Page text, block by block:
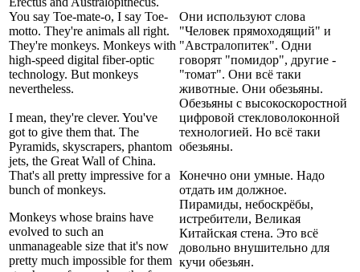
You say Toe-mate-o, I say Toe-
motto. They're animals all right.
They're monkeys. Monkeys with
high-speed digital fiber-optic
technology. But monkeys
nevertheless.
I mean, they're clever. You've
got to give them that. The
Pyramids, skyscrapers, phantom
jets, the Great Wall of China.
That's all pretty impressive for a
bunch of monkeys.
Monkeys whose brains have
evolved to such an
unmanageable size that it's now
pretty much impossible for them
Они используют слова
"Человек прямоходящий" и
"Австралопитек". Одни
говорят "помидор", другие -
"томат". Они всё таки
животные. Они обезьяны.
Обезьяны с высокоскоростной
цифровой стекловолоконной
технологией. Но всё таки
обезьяны.
Конечно они умные. Надо
отдать им должное.
Пирамиды, небоскрёбы,
истребители, Великая
Китайская стена. Это всё
довольно внушительно для
кучи обезьян.